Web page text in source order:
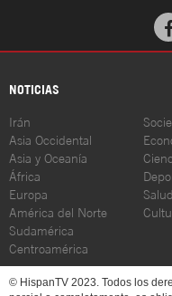
NOTICIAS
Irán
Asia Occidental
Asia y Oceanía
África
Europa
América del Norte
Sudamérica
Centroamérica
Salud
© HispanTV 2023. Todos los